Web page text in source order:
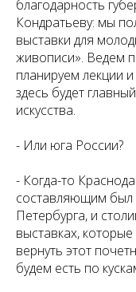
благодарность
Кондратьеву: мы
выставки для
живописи». Ведем
планируем лекции
здесь будет
искусства.
- Или юга России?
- Когда-то
составляющим был
Петербурга, и
выставках,
вернуть этот
будем есть по